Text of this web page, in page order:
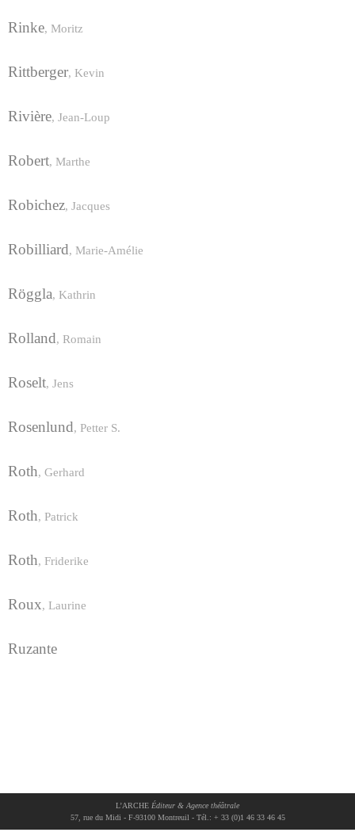
Rinke, Moritz
Rittberger, Kevin
Rivière, Jean-Loup
Robert, Marthe
Robichez, Jacques
Robilliard, Marie-Amélie
Röggla, Kathrin
Rolland, Romain
Roselt, Jens
Rosenlund, Petter S.
Roth, Gerhard
Roth, Patrick
Roth, Friderike
Roux, Laurine
Ruzante
L’ARCHE Éditeur & Agence théâtrale
57, rue du Midi - F-93100 Montreuil - Tél.: + 33 (0)1 46 33 46 45